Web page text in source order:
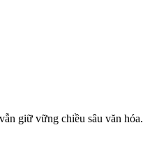
giữ vững chiều sâu văn hóa.